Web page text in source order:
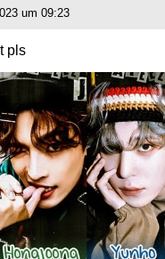
um 09:23
pls